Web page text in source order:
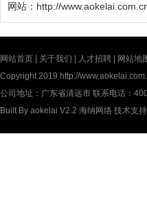
网站： http://
网站首页 关于我们 人才招聘 网站地
Copyright 2019 http://
公司地址：广东省清远市 联系电话：
Built By aokelai V2.2 海纳网络 技术支持